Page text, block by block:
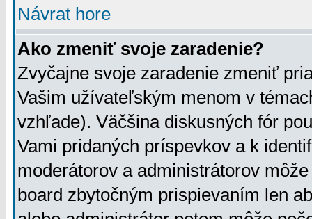
Návrat hore
Ako zmeniť svoje zaradenie?
Zvyčajne svoje zaradenie zmeniť
Vašim užívateľským menom v
vzhľade). Väčšina diskusných fór
Vami pridaných príspevkov a k
moderátorov a administrátorov
board zbytočným prispievaním len